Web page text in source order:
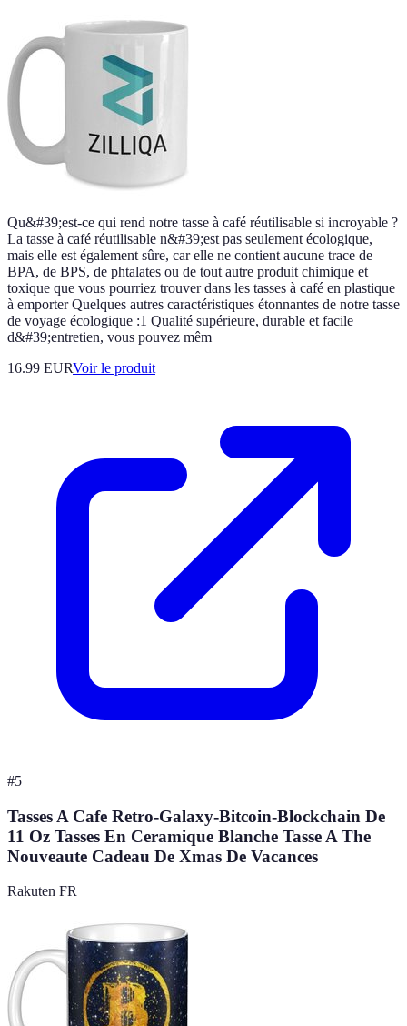
Qu&#39;est-ce qui rend notre tasse à café réutilisable si incroyable ?
La tasse à café réutilisable n&#39;est pas seulement écologique,
mais elle est également sûre, car elle ne contient aucune trace de
BPA, de BPS, de phtalates ou de tout autre produit chimique et
toxique que vous pourriez trouver dans les tasses à café en plastique
à emporter Quelques autres caractéristiques étonnantes de notre tasse
de voyage écologique :1 Qualité supérieure, durable et facile
d&#39;entretien, vous pouvez mêm
16.99 EURVoir le produit
#5
Tasses A Cafe Retro-Galaxy-Bitcoin-Blockchain De
11 Oz Tasses En Ceramique Blanche Tasse A The
Nouveaute Cadeau De Xmas De Vacances
Rakuten FR